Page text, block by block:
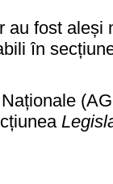
au fost
în